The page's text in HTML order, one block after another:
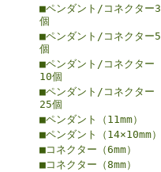
■ペンダント/コネクター3
個
■ペンダント/コネクター5
個
■ペンダント/コネクター
10個
■ペンダント/コネクター
25個
■ペンダント（11mm）
■ペンダント（14×10mm）
■コネクター（6mm）
■コネクター（8mm）